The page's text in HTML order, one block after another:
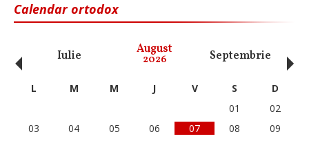
Calendar ortodox
Iulie August
2026 Septembrie
‹ L M M J V S
D
01
02
03
04 05 06 07 08
09